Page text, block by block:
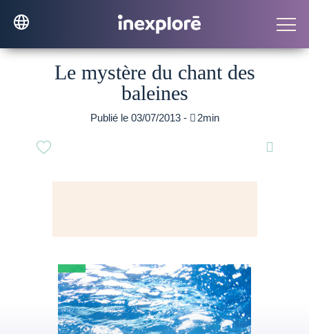
Le mystère du chant des
baleines
Publié le 03/07/2013 -  2min
